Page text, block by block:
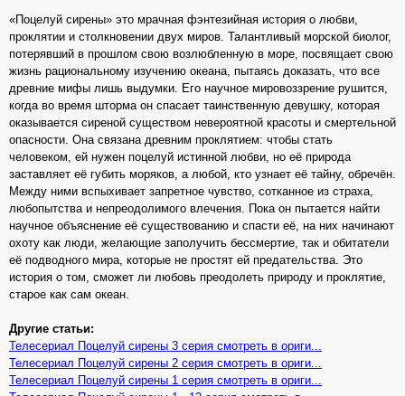
«Поцелуй сирены» это мрачная фэнтезийная история о любви,
проклятии и столкновении двух миров. Талантливый морской биолог,
потерявший в прошлом свою возлюбленную в море, посвящает свою
жизнь рациональному изучению океана, пытаясь доказать, что все
древние мифы лишь выдумки. Его научное мировоззрение рушится,
когда во время шторма он спасает таинственную девушку, которая
оказывается сиреной существом невероятной красоты и смертельной
опасности. Она связана древним проклятием: чтобы стать
человеком, ей нужен поцелуй истинной любви, но её природа
заставляет её губить моряков, а любой, кто узнает её тайну, обречён.
Между ними вспыхивает запретное чувство, сотканное из страха,
любопытства и непреодолимого влечения. Пока он пытается найти
научное объяснение её существованию и спасти её, на них начинают
охоту как люди, желающие заполучить бессмертие, так и обитатели
её подводного мира, которые не простят ей предательства. Это
история о том, сможет ли любовь преодолеть природу и проклятие,
старое как сам океан.
Другие статьи:
Телесериал Поцелуй сирены 3 серия смотреть в ориги...
Телесериал Поцелуй сирены 2 серия смотреть в ориги...
Телесериал Поцелуй сирены 1 серия смотреть в ориги...